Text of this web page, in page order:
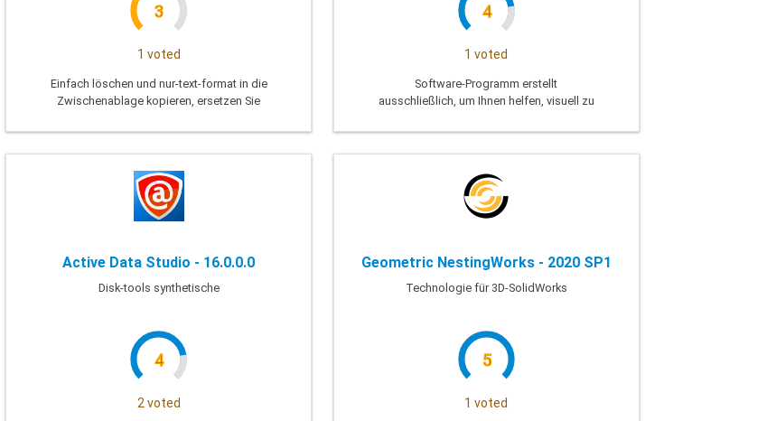
3
1 voted
Einfach löschen und nur-text-format in die
Zwischenablage kopieren, ersetzen Sie
führen Sie leistungsstarke makro auf die
Zwischenablage-Inhalt
4
1 voted
Software-Programm erstellt
ausschließlich, um Ihnen helfen, visuell zu
synchronisieren von text-Dateien und-
Verzeichnisse.
Active Data Studio - 16.0.0.0
Disk-tools synthetische
4
2 voted
Geometric NestingWorks - 2020 SP1
Technologie für 3D-SolidWorks
5
1 voted